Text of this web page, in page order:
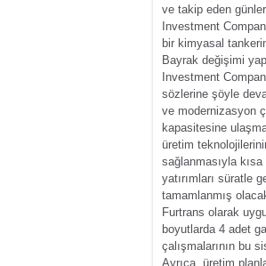
ve takip eden
Investment
bir kimyasal
Bayrak değişimi
Investment
sözlerine şöyle
ve modernizasyon
kapasitesine
üretim
sağlanmasıyla
yatırımları süratle
tamamlanmış
Furtrans olarak
boyutlarda 4 adet
çalışmalarının bu
Ayrıca, üretim